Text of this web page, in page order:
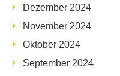
Dezember 2024
November 2024
Oktober 2024
September 2024